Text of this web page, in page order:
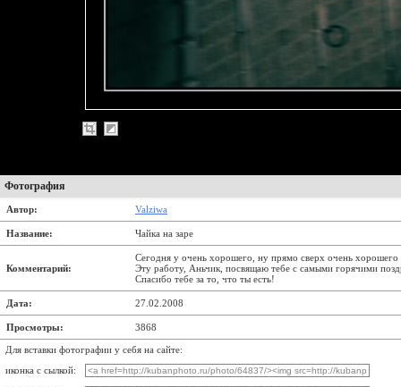
Фотография
Автор: Valziwa
Название: Чайка на заре
Комментарий:
Сегодня у очень хорошего, ну прямо сверх очень
Эту работу, Аньчик, посвящаю тебе с самыми горячими
Спасибо тебе за то, что ты есть!
Дата: 27.02.2008
Просмотры: 3868
Для вставки фотографии у себя на сайте:
иконка с сылкой: